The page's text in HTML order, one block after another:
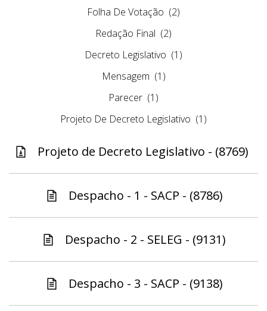
Folha De Votação (2)
Redação Final (2)
Decreto Legislativo (1)
Mensagem (1)
Parecer (1)
Projeto De Decreto Legislativo (1)
Projeto de Decreto Legislativo - (8769)
Despacho - 1 - SACP - (8786)
Despacho - 2 - SELEG - (9131)
Despacho - 3 - SACP - (9138)